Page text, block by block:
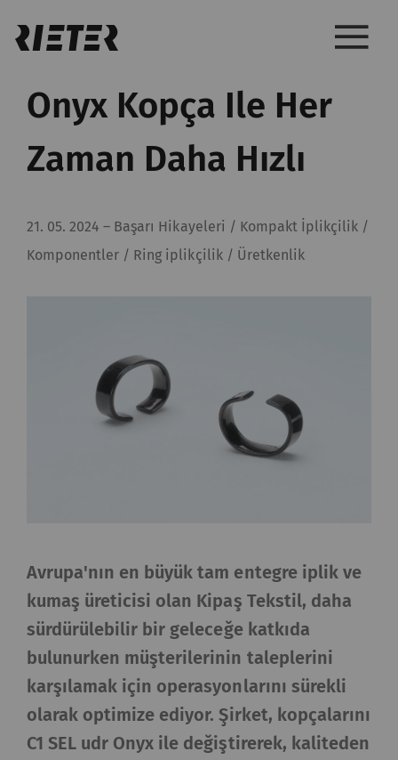
Onyx Kopça Ile Her
Zaman Daha Hızlı
21. 05. 2024– Başarı Hikayeleri / Kompakt İplikçilik /
Komponentler / Ring iplikçilik / Üretkenlik
Avrupa'nın en büyük tam entegre iplik ve
kumaş üreticisi olan Kipaş Tekstil, daha
sürdürülebilir bir geleceğe katkıda
bulunurken müşterilerinin taleplerini
karşılamak için operasyonlarını sürekli
olarak optimize ediyor. Şirket, kopçalarını
C1 SEL udr Onyx ile değiştirerek, kaliteden